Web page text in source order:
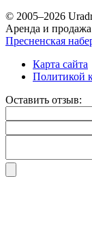
© 2005–2026
Аренда и
Пресненская
Карта сайта
Политикой
Оставить отзыв: